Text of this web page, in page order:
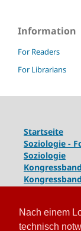
Nach einem
technisch
Information
For Readers
For Librarians
Startseite
Soziologie -
Soziologie
und lokaler